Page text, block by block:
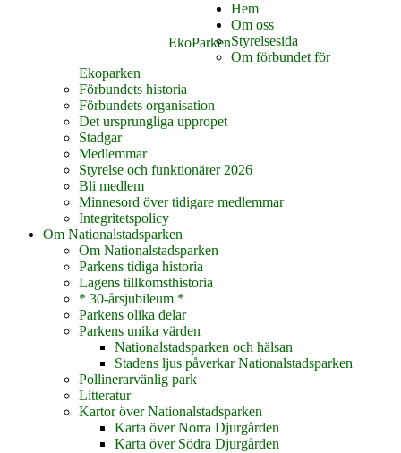
EkoParken
Hem
Om oss
Styrelsesida
Om förbundet för
Ekoparken
Förbundets historia
Förbundets organisation
Det ursprungliga uppropet
Stadgar
Medlemmar
Styrelse och funktionärer 2026
Bli medlem
Minnesord över tidigare medlemmar
Integritetspolicy
Om Nationalstadsparken
Om Nationalstadsparken
Parkens tidiga historia
Lagens tillkomsthistoria
* 30-årsjubileum *
Parkens olika delar
Parkens unika värden
Nationalstadsparken och hälsan
Stadens ljus påverkar Nationalstadsparken
Pollinerarvänlig park
Litteratur
Kartor över Nationalstadsparken
Karta över Norra Djurgården
Karta över Södra Djurgården